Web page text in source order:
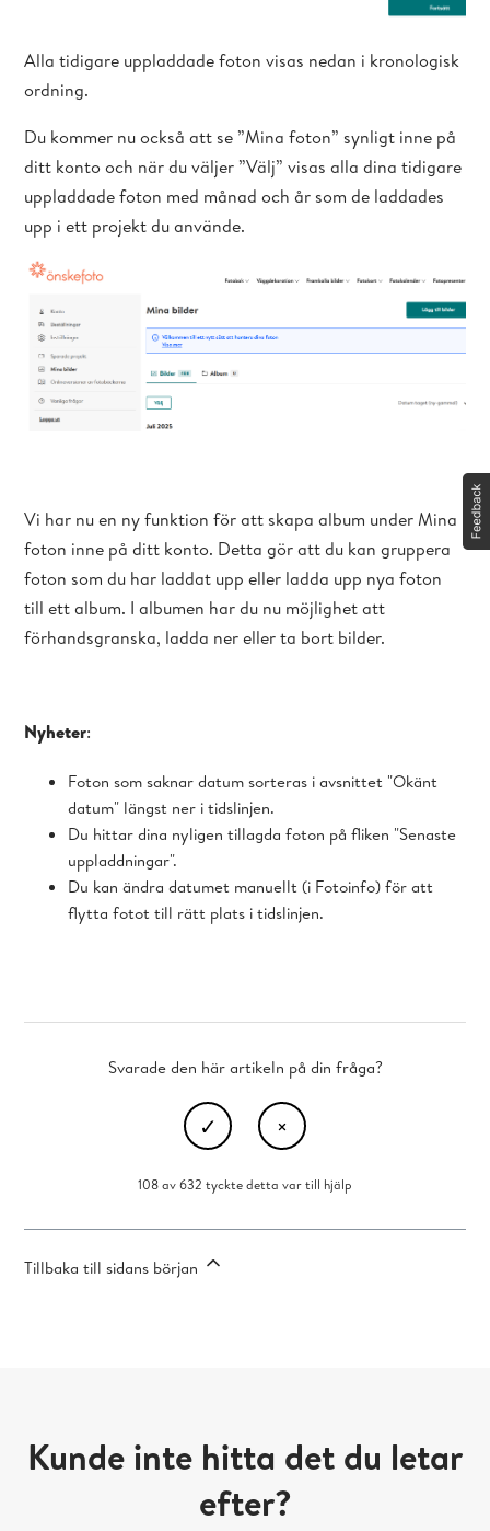
Alla tidigare uppladdade foton visas nedan i kronologisk
ordning.
Du kommer nu också att se ”Mina foton” synligt inne på
ditt konto och när du väljer ”Välj” visas alla dina tidigare
uppladdade foton med månad och år som de laddades
upp i ett projekt du använde.
Vi har nu en ny funktion för att skapa album under Mina
foton inne på ditt konto. Detta gör att du kan gruppera
foton som du har laddat upp eller ladda upp nya foton
till ett album. I albumen har du nu möjlighet att
förhandsgranska, ladda ner eller ta bort bilder.
Nyheter:
Foton som saknar datum sorteras i avsnittet "Okänt
datum" längst ner i tidslinjen.
Du hittar dina nyligen tillagda foton på fliken "Senaste
uppladdningar".
Du kan ändra datumet manuellt (i Fotoinfo) för att
flytta fotot till rätt plats i tidslinjen.
Svarade den här artikeln på din fråga?
108 av 632 tyckte detta var till hjälp
Tillbaka till sidans början
Kunde inte hitta det du letar
efter?